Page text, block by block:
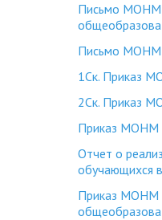
Письмо МОНМ
Письмо МОНМ
1Ск. Приказ
2Ск. Приказ
Приказ МОНМ
Отчет о
обучающихся
Приказ МОНМ